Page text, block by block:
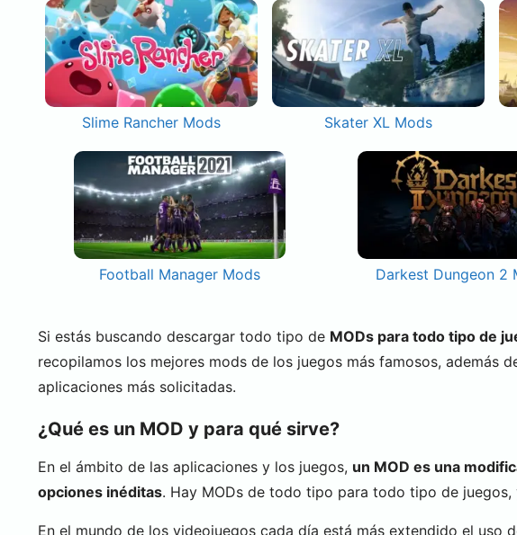
Slime Rancher Mods Skater XL Mods
Football Manager Mods Darkest Dungeon 2
Si estás buscando descargar todo tipo de MODs para todo tipo de
recopilamos los mejores mods de los juegos más famosos, además
aplicaciones más solicitadas.
¿Qué es un MOD y para qué sirve?
En el ámbito de las aplicaciones y los juegos, un MOD es una
opciones inéditas. Hay MODs de todo tipo para todo tipo de
En el mundo de los videojuegos cada día está más extendido el uso